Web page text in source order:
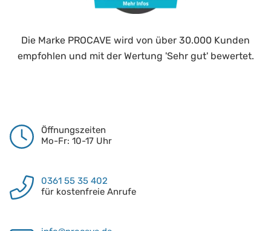
Die Marke PROCAVE wird von über 30.000 Kunden
empfohlen und mit der Wertung 'Sehr gut' bewertet.
Öffnungszeiten
Mo-Fr: 10-17 Uhr
0361 55 35 402
für kostenfreie Anrufe